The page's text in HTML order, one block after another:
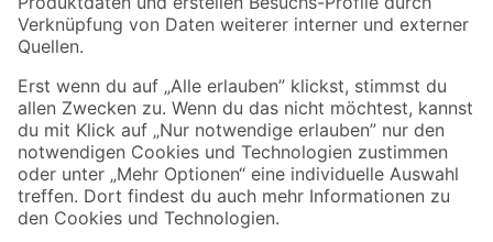
Sicher einkaufen
Jetzt die toom-App herunterladen